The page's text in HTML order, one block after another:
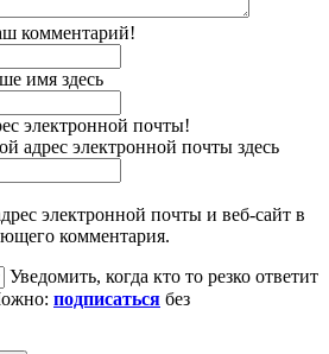
комментарий!
имя здесь
электронной почты!
адрес электронной почты здесь
электронной почты и веб-сайт в
комментария.
Уведомить, когда кто то резко ответит
подписаться без